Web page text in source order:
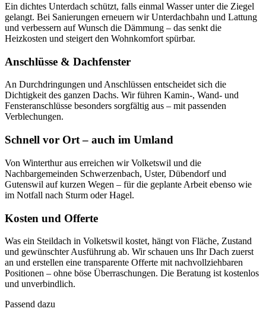
Ein dichtes Unterdach schützt, falls einmal Wasser unter die Ziegel
gelangt. Bei Sanierungen erneuern wir Unterdachbahn und Lattung
und verbessern auf Wunsch die Dämmung – das senkt die
Heizkosten und steigert den Wohnkomfort spürbar.
Anschlüsse & Dachfenster
An Durchdringungen und Anschlüssen entscheidet sich die
Dichtigkeit des ganzen Dachs. Wir führen Kamin-, Wand- und
Fensteranschlüsse besonders sorgfältig aus – mit passenden
Verblechungen.
Schnell vor Ort – auch im Umland
Von Winterthur aus erreichen wir Volketswil und die
Nachbargemeinden Schwerzenbach, Uster, Dübendorf und
Gutenswil auf kurzen Wegen – für die geplante Arbeit ebenso wie
im Notfall nach Sturm oder Hagel.
Kosten und Offerte
Was ein Steildach in Volketswil kostet, hängt von Fläche, Zustand
und gewünschter Ausführung ab. Wir schauen uns Ihr Dach zuerst
an und erstellen eine transparente Offerte mit nachvollziehbaren
Positionen – ohne böse Überraschungen. Die Beratung ist kostenlos
und unverbindlich.
Passend dazu